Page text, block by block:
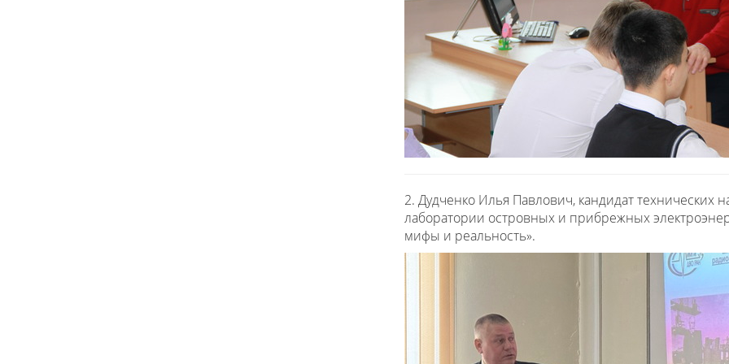
2. Дудченко Илья Павлович, кандидат технических
лаборатории островных и прибрежных
мифы и реальность».